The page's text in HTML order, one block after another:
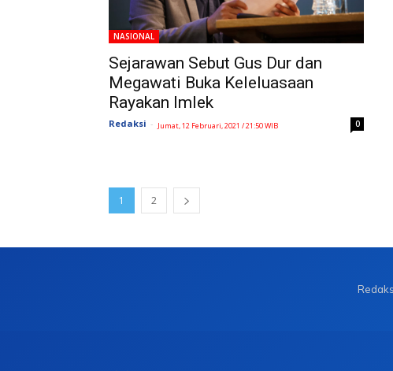
NASIONAL
Sejarawan Sebut Gus Dur dan
Megawati Buka Keleluasaan
Rayakan Imlek
Redaksi - Jumat, 12 Februari, 2021 / 21:50 WIB 0
1 2